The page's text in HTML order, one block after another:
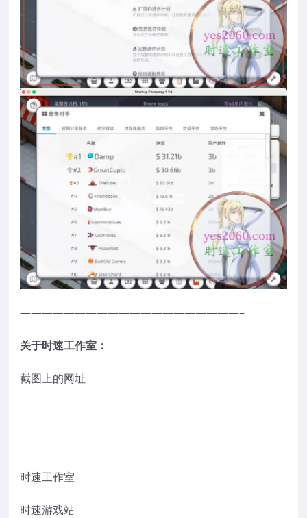
————————————————————–
关于时速工作室：
截图上的网址
时速工作室
时速游戏站